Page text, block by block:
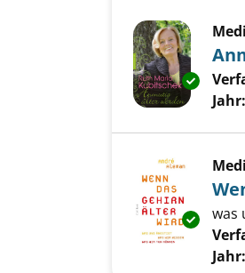
Jahr:
was
Jahr: